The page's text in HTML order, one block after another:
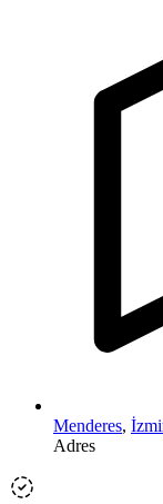
Menderes,
Adres